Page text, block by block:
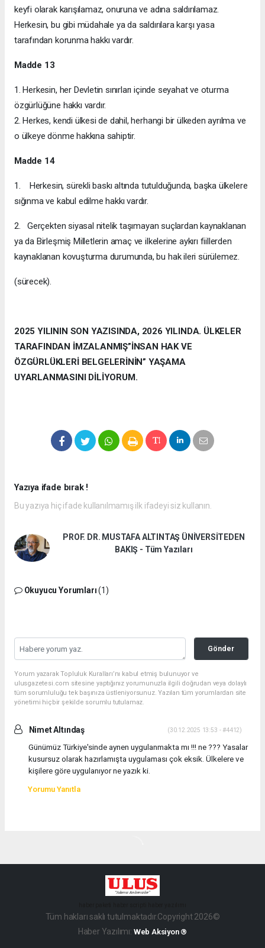
keyfi olarak karışılamaz, onuruna ve adına saldırılamaz.
Herkesin, bu gibi müdahale ya da saldırılara karşı yasa
tarafından korunma hakkı vardır.
Madde 13
1. Herkesin, her Devletin sınırları içinde seyahat ve oturma
özgürlüğüne hakkı vardır.
2. Herkes, kendi ülkesi de dahil, herhangi bir ülkeden ayrılma ve
o ülkeye dönme hakkına sahiptir.
Madde 14
1. Herkesin, sürekli baskı altında tutulduğunda, başka ülkelere
sığınma ve kabul edilme hakkı vardır.
2. Gerçekten siyasal nitelik taşımayan suçlardan kaynaklanan
ya da Birleşmiş Milletlerin amaç ve ilkelerine aykırı fiillerden
kaynaklanan kovuşturma durumunda, bu hak ileri sürülemez.
(sürecek).
2025 YILININ SON YAZISINDA, 2026 YILINDA. ÜLKELER
TARAFINDAN İMZALANMIŞ”İNSAN HAK VE
ÖZGÜRLÜKLERİ BELGELERİNİN” YAŞAMA
UYARLANMASINI DİLİYORUM.
Yazıya ifade bırak !
Bu yazıya hiç ifade kullanılmamış ilk ifadeyi siz kullanın.
PROF. DR. MUSTAFA ALTINTAŞ ÜNİVERSİTEDEN
BAKIŞ - Tüm Yazıları
Okuyucu Yorumları(1)
Gönder
Yorum yazarak Topluluk Kuralları’nı kabul etmiş bulunuyor ve
ulusgazetesi.com sitesine yaptığınız yorumunuzla ilgili doğrudan veya dolaylı
tüm sorumluluğu tek başınıza üstleniyorsunuz. Yazılan tüm yorumlardan site
yönetimi hiçbir şekilde sorumlu tutulamaz.
Nimet Altındaş (30.12.2025 13:53 - #4412)
Günümüz Türkiye'sinde aynen uygulanmakta mı !!! ne ??? Yasalar
kusursuz olarak hazırlamışta uygulaması çok eksik. Ülkelere ve
kişilere göre uygulanıyor ne yazık ki.
Yorumu Yanıtla
Tüm hakları saklı tutulmaktadır.Copyright 2026©
Haber Yazılımı: Web Aksiyon ®